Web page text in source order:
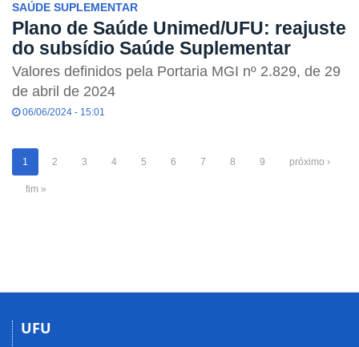
SAÚDE SUPLEMENTAR
Plano de Saúde Unimed/UFU: reajuste
do subsídio Saúde Suplementar
Valores definidos pela Portaria MGI nº 2.829, de 29
de abril de 2024
06/06/2024 - 15:01
1 2 3 4 5 6 7 8 9 próximo ›
fim »
UFU